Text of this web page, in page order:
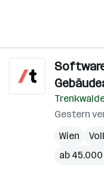
Gestern
Wien
ab